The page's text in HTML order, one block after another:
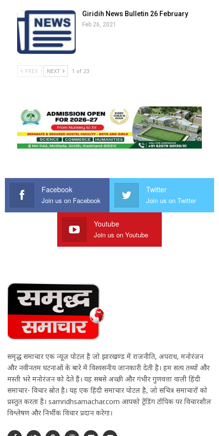
Giridih News Bulletin 26 February
Feb 26, 2021
PREV NEXT 1 of 23
Facebook
Join us on Facebook
Twitter
Join us on Twitter
Youtube
Join us on Youtube
समृद्ध समाचार एक न्यूज़ पोर्टल है जो झारखण्ड में राजनीति, अपराध, मनोरंजन
और नवीनतम घटनाओं के बारे में विश्वसनीय जानकारी देती है। हम सत्य तथ्यों और
मस्ती भरे मनोरंजन को देते हैं। यह सबसे अच्छी और गंभीर गुणवत्ता वाली हिंदी
समाचार- विचार स्रोत है। यह एक हिंदी समाचार पोर्टल है, जो सचित्र समाचारों को
प्रस्तुत करता है। samridhsamachar.com आपको ट्रेंडिंग टॉपिक पर विचारशील
विश्लेषण और निर्भीक विचार प्रदान करेगा।